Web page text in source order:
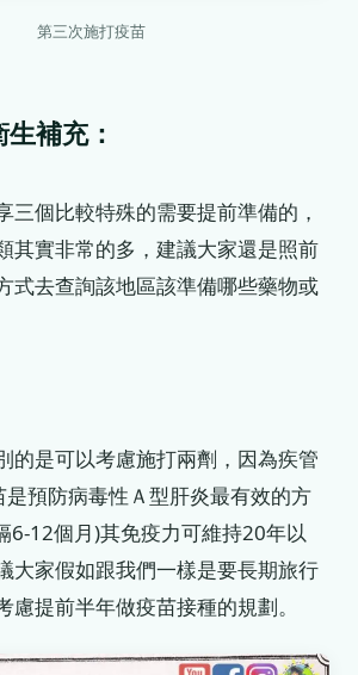
第三次施打疫苗
補充：
三個比較特殊的需要提前準備的，
其實非常的多，建議大家還是照前
式去查詢該地區該準備哪些藥物或
的是可以考慮施打兩劑，因為疾管
預防病毒性Ａ型肝炎最有效的方
6-12個月)其免疫力可維持20年以
大家假如跟我們一樣是要長期旅行
慮提前半年做疫苗接種的規劃。